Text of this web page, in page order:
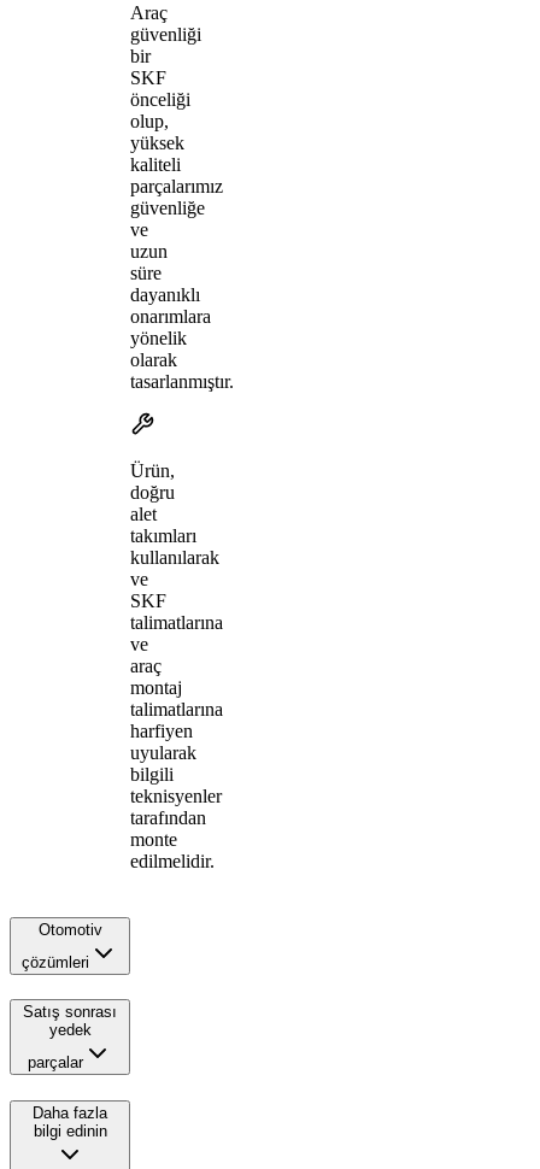
Araç
güvenliği
bir
SKF
önceliği
olup,
yüksek
kaliteli
parçalarımız
güvenliğe
ve
uzun
süre
dayanıklı
onarımlara
yönelik
olarak
tasarlanmıştır.
Ürün,
doğru
alet
takımları
kullanılarak
ve
SKF
talimatlarına
ve
araç
montaj
talimatlarına
harfiyen
uyularak
bilgili
teknisyenler
tarafından
monte
edilmelidir.
Otomotiv
çözümleri
Satış sonrası
yedek
parçalar
Daha fazla
bilgi edinin